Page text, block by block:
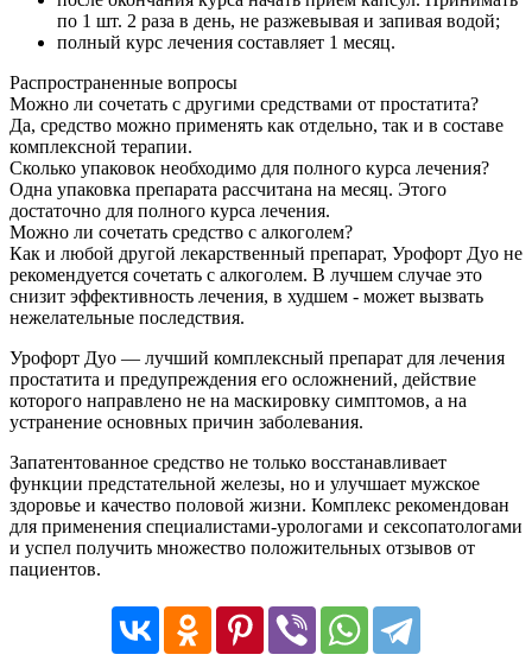
по 1 шт. 2 раза в день, не разжевывая и запивая водой;
полный курс лечения составляет 1 месяц.
Распространенные вопросы
Можно ли сочетать с другими средствами от простатита?
Да, средство можно применять как отдельно, так и в составе
комплексной терапии.
Сколько упаковок необходимо для полного курса лечения?
Одна упаковка препарата рассчитана на месяц. Этого
достаточно для полного курса лечения.
Можно ли сочетать средство с алкоголем?
Как и любой другой лекарственный препарат, Урофорт Дуо не
рекомендуется сочетать с алкоголем. В лучшем случае это
снизит эффективность лечения, в худшем - может вызвать
нежелательные последствия.
Урофорт Дуо — лучший комплексный препарат для лечения
простатита и предупреждения его осложнений, действие
которого направлено не на маскировку симптомов, а на
устранение основных причин заболевания.
Запатентованное средство не только восстанавливает
функции предстательной железы, но и улучшает мужское
здоровье и качество половой жизни. Комплекс рекомендован
для применения специалистами-урологами и сексопатологами
и успел получить множество положительных отзывов от
пациентов.